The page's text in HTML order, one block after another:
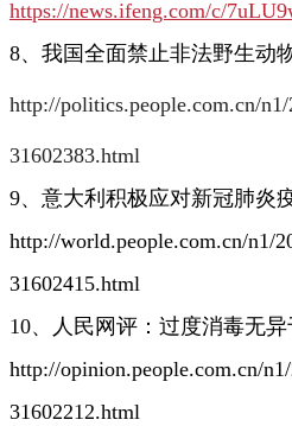
https://news.ifeng.com/c/
8、我国全面禁止非法野生动
http://politics.people.com.cn/
31602383.html
9、意大利积极应对新冠肺炎
http://world.people.com.cn/n1/
31602415.html
10、人民网评：过度消毒无
http://opinion.people.com.cn/
31602212.html